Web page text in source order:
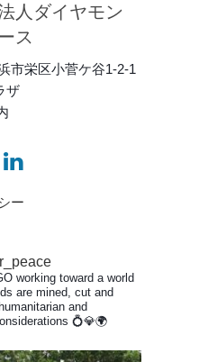
人ダイヤモン
ス
市栄区小菅ケ谷1-2-1
ザ
ー
working toward a world
are mined, cut and
and
💍💎🌍